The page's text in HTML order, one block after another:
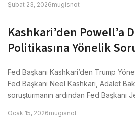
Şubat 23, 2026mugisnot
Kashkari’den Powell’a
Politikasına Yönelik
Fed Başkanı Kashkari’den Trump
Fed Başkanı Neel Kashkari, Adalet
soruşturmanın ardından Fed Başkanı
Ocak 15, 2026mugisnot